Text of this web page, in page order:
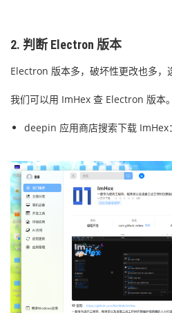
2. 判断 Electron 版本
Electron 版本多，破坏性更改也多，
我们可以用 ImHex 查 Electron 版本。
deepin 应用商店搜索下载 ImHex：